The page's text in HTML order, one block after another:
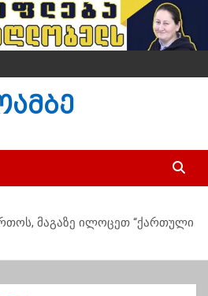
მაგაზე ილოცეთ “ქართული